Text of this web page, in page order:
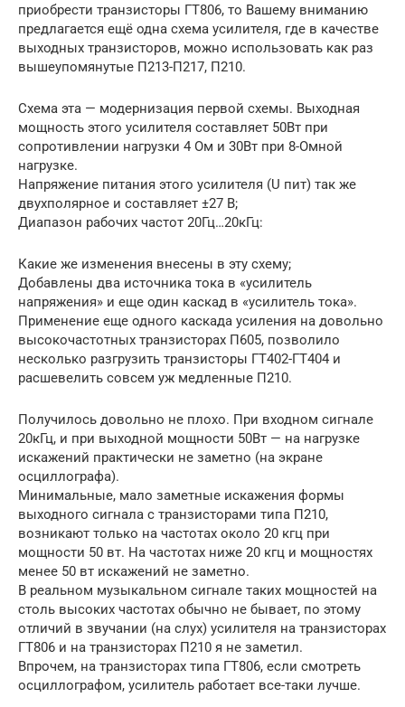
приобрести транзисторы ГТ806, то Вашему вниманию
предлагается ещё одна схема усилителя, где в качестве
выходных транзисторов, можно использовать как раз
вышеупомянутые П213-П217, П210.
Схема эта — модернизация первой схемы. Выходная
мощность этого усилителя составляет 50Вт при
сопротивлении нагрузки 4 Ом и 30Вт при 8-Омной
нагрузке.
Напряжение питания этого усилителя (U пит) так же
двухполярное и составляет ±27 В;
Диапазон рабочих частот 20Гц…20кГц:
Какие же изменения внесены в эту схему;
Добавлены два источника тока в «усилитель
напряжения» и еще один каскад в «усилитель тока».
Применение еще одного каскада усиления на довольно
высокочастотных транзисторах П605, позволило
несколько разгрузить транзисторы ГТ402-ГТ404 и
расшевелить совсем уж медленные П210.
Получилось довольно не плохо. При входном сигнале
20кГц, и при выходной мощности 50Вт — на нагрузке
искажений практически не заметно (на экране
осциллографа).
Минимальные, мало заметные искажения формы
выходного сигнала с транзисторами типа П210,
возникают только на частотах около 20 кгц при
мощности 50 вт. На частотах ниже 20 кгц и мощностях
менее 50 вт искажений не заметно.
В реальном музыкальном сигнале таких мощностей на
столь высоких частотах обычно не бывает, по этому
отличий в звучании (на слух) усилителя на транзисторах
ГТ806 и на транзисторах П210 я не заметил.
Впрочем, на транзисторах типа ГТ806, если смотреть
осциллографом, усилитель работает все-таки лучше.